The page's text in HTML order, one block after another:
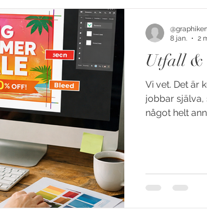
Utfall &
Vi vet. Det är
jobbar själva,
något helt
När du jobbar
8 jan.
2